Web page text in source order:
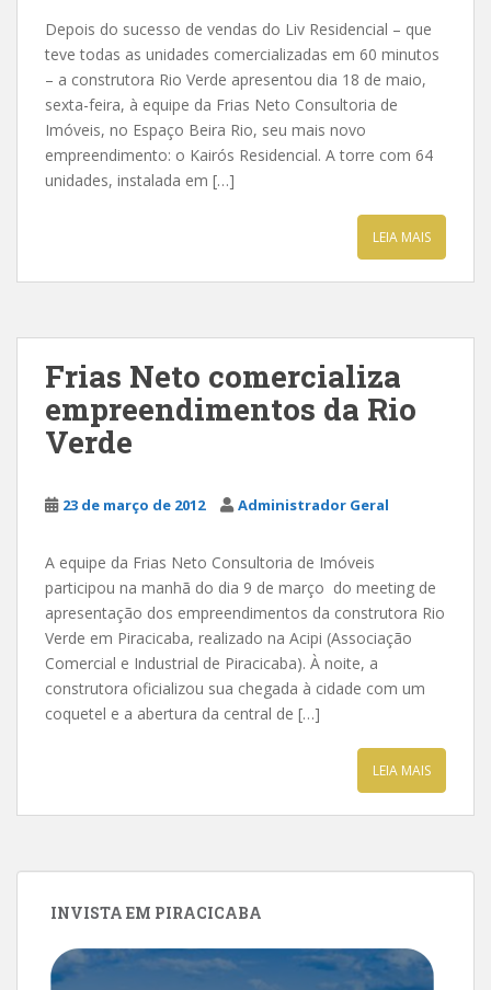
Depois do sucesso de vendas do Liv Residencial – que
teve todas as unidades comercializadas em 60 minutos
– a construtora Rio Verde apresentou dia 18 de maio,
sexta-feira, à equipe da Frias Neto Consultoria de
Imóveis, no Espaço Beira Rio, seu mais novo
empreendimento: o Kairós Residencial. A torre com 64
unidades, instalada em […]
LEIA MAIS
Frias Neto comercializa
empreendimentos da Rio
Verde
23 de março de 2012 Administrador Geral
A equipe da Frias Neto Consultoria de Imóveis
participou na manhã do dia 9 de março do meeting de
apresentação dos empreendimentos da construtora Rio
Verde em Piracicaba, realizado na Acipi (Associação
Comercial e Industrial de Piracicaba). À noite, a
construtora oficializou sua chegada à cidade com um
coquetel e a abertura da central de […]
LEIA MAIS
INVISTA EM PIRACICABA